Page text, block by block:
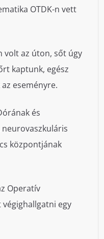
OTDK-n vett
volt az úton, sőt úgy
kaptunk, egész
eseményre.
és
központjának
Operatív
egy